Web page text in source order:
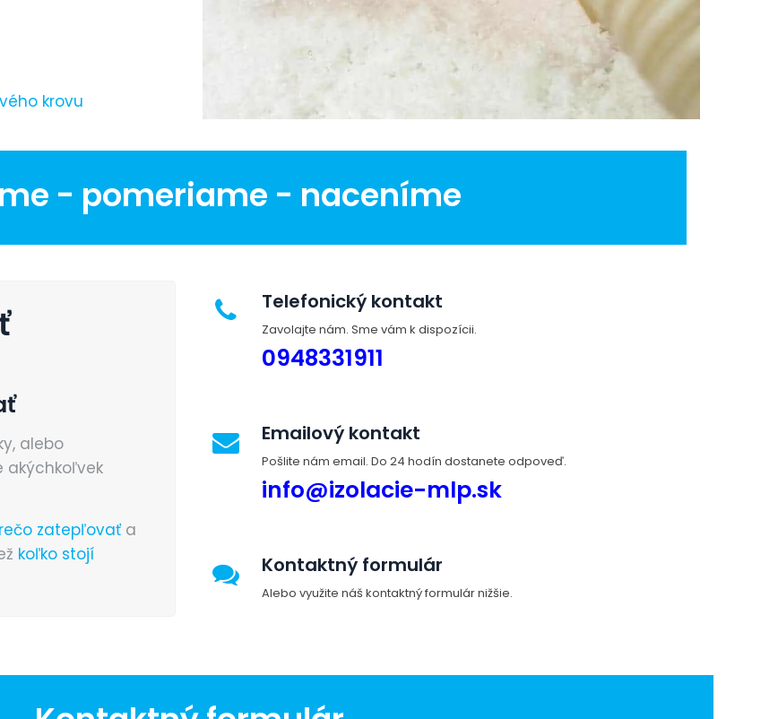
krovu
- pomeriame - naceníme
alebo
akýchkoľvek
zatepľovaťa
koľko stojí
Telefonický kontakt
Zavolajte nám. Sme vám k dispozícii.
0948331911
Emailový kontakt
Pošlite nám email. Do 24 hodín dostanete odpoveď.
info@izolacie-mlp.sk
Kontaktný formulár
Alebo využite náš kontaktný formulár nižšie.